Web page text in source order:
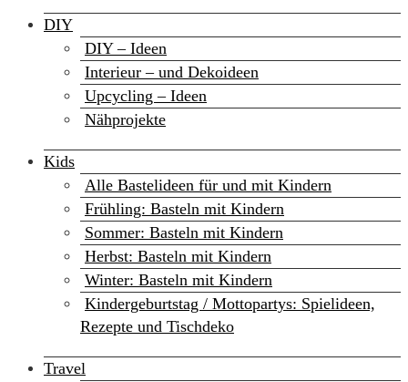
DIY
DIY – Ideen
Interieur – und Dekoideen
Upcycling – Ideen
Nähprojekte
Kids
Alle Bastelideen für und mit Kindern
Frühling: Basteln mit Kindern
Sommer: Basteln mit Kindern
Herbst: Basteln mit Kindern
Winter: Basteln mit Kindern
Kindergeburtstag / Mottopartys: Spielideen,
Rezepte und Tischdeko
Travel